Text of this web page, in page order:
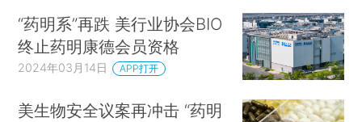
“药明系”再跌 美行业协会BIO
终止药明康德会员资格
2024年03月14日 APP打开
美生物安全议案再冲击 “药明